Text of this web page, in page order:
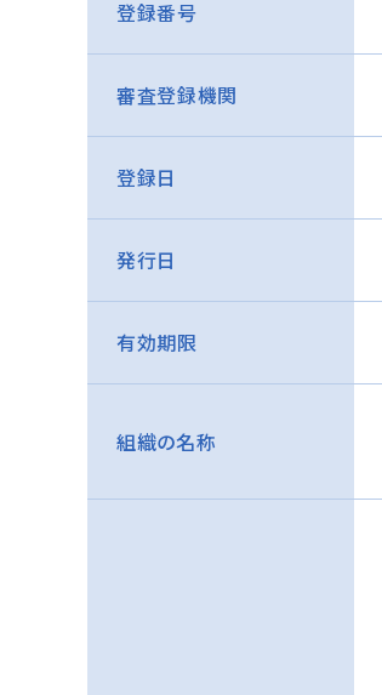
登録番号
審査登録機関
登録日
発行日
有効期限
組織の名称